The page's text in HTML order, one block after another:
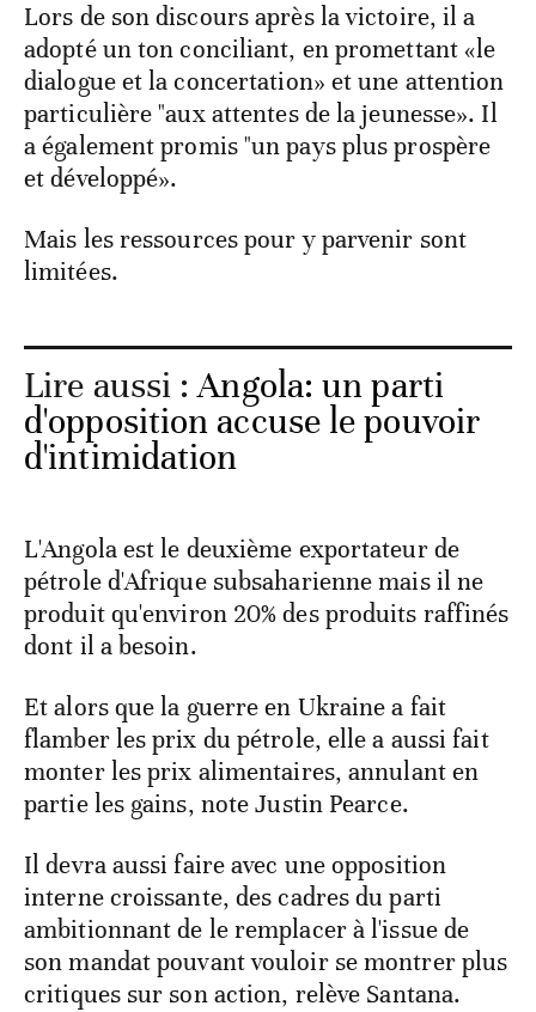
Lors de son discours après la victoire, il a
adopté un ton conciliant, en promettant «le
dialogue et la concertation» et une attention
particulière "aux attentes de la jeunesse». Il
a également promis "un pays plus prospère
et développé».
Mais les ressources pour y parvenir sont
limitées.
Lire aussi :Angola: un parti
d'opposition accuse le pouvoir
d'intimidation
L'Angola est le deuxième exportateur de
pétrole d'Afrique subsaharienne mais il ne
produit qu'environ 20% des produits raffinés
dont il a besoin.
Et alors que la guerre en Ukraine a fait
flamber les prix du pétrole, elle a aussi fait
monter les prix alimentaires, annulant en
partie les gains, note Justin Pearce.
Il devra aussi faire avec une opposition
interne croissante, des cadres du parti
ambitionnant de le remplacer à l'issue de
son mandat pouvant vouloir se montrer plus
critiques sur son action, relève Santana.